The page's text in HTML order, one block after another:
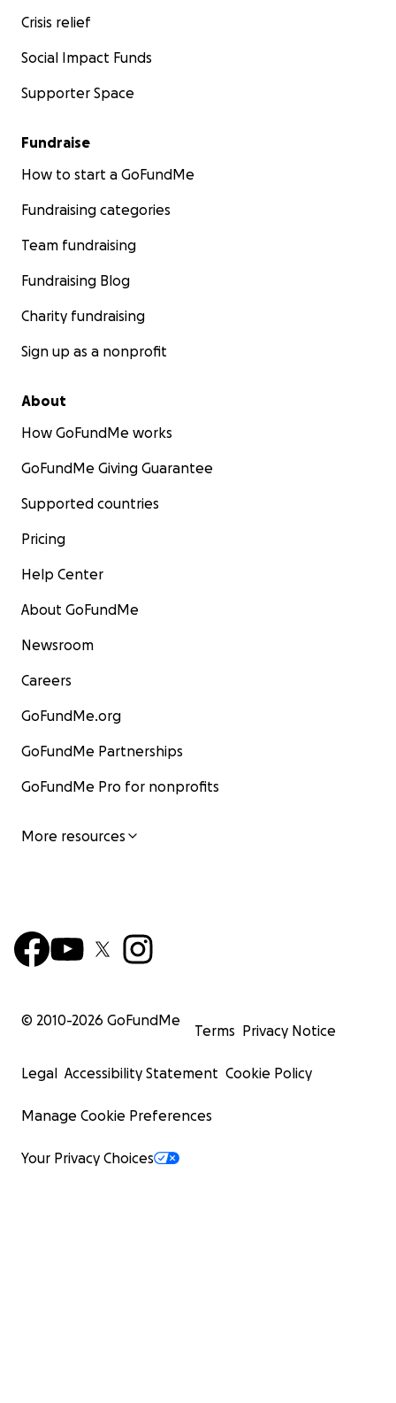
Crisis relief
Social Impact Funds
Supporter Space
Fundraise
How to start a GoFundMe
Fundraising categories
Team fundraising
Fundraising Blog
Charity fundraising
Sign up as a nonprofit
About
How GoFundMe works
GoFundMe Giving Guarantee
Supported countries
Pricing
Help Center
About GoFundMe
Newsroom
Careers
GoFundMe.org
GoFundMe Partnerships
GoFundMe Pro for nonprofits
More resources
© 2010-2026 GoFundMe
Terms Privacy Notice
Legal Accessibility Statement Cookie Policy
Manage Cookie Preferences
Your Privacy Choices